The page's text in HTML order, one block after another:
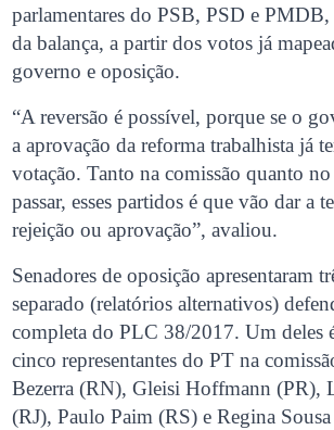
parlamentares do PSB, PSD e
da balança, a partir dos votos já
governo e oposição.
“A reversão é possível, porque se o
a aprovação da reforma trabalhista já
votação. Tanto na comissão quanto
passar, esses partidos é que vão dar a
rejeição ou aprovação”, avaliou.
Senadores de oposição apresentaram
separado (relatórios alternativos)
completa do PLC 38/2017. Um deles
cinco representantes do PT na
Bezerra (RN), Gleisi Hoffmann (PR),
(RJ), Paulo Paim (RS) e Regina